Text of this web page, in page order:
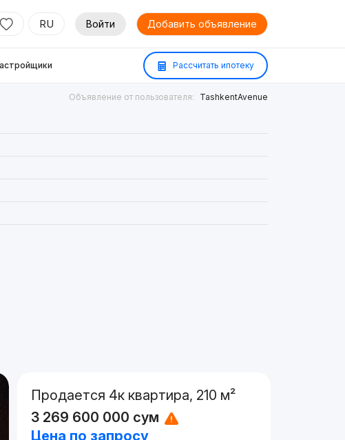
RU Войти Добавить объявление
Рассчитать ипотеку
Объявление от пользователя: TashkentAvenue
Продается 4к квартира, 210 м²
3 269 600 000 сум
Цена по запросу